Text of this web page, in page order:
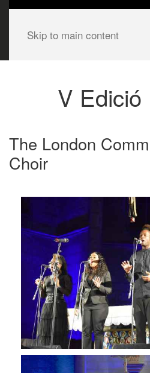
Skip to main content
V Edició
The London
Choir